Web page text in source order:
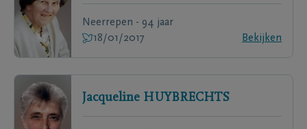
Neerrepen - 94 jaar
18/01/2017
Bekijken
Jacqueline HUYBRECHTS